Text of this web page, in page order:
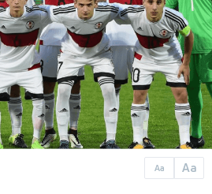
Aa Aa